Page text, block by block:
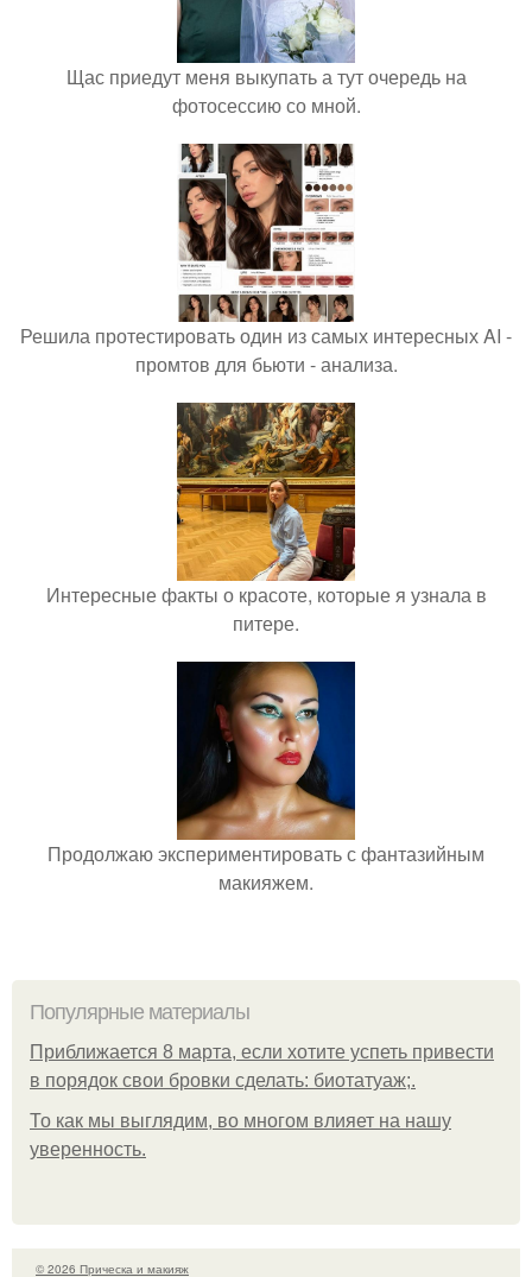
Щас приедут меня выкупать а тут очередь на
фотосессию со мной.
Решила протестировать один из самых интересных AI -
промтов для бьюти - анализа.
Интересные факты о красоте, которые я узнала в
питере.
Продолжаю экспериментировать с фантазийным
макияжем.
Популярные материалы
Приближается 8 марта, если хотите успеть привести
в порядок свои бровки сделать: биотатуаж;.
То как мы выглядим, во многом влияет на нашу
уверенность.
© 2026 Прическа и макияж